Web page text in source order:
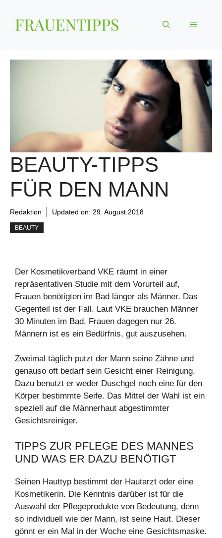
Inhalt
springen
Menü
BEAUTY-TIPPS
FÜR DEN MANN
Redaktion Updated on: 29. August 2018
BEAUTY
Der Kosmetikverband VKE räumt in einer
repräsentativen Studie mit dem Vorurteil auf,
Frauen benötigten im Bad länger als Männer. Das
Gegenteil ist der Fall. Laut VKE brauchen Männer
30 Minuten im Bad, Frauen dagegen nur 26.
Männern ist es ein Bedürfnis, gut auszusehen.
Zweimal täglich putzt der Mann seine Zähne und
genauso oft bedarf sein Gesicht einer Reinigung.
Dazu benutzt er weder Duschgel noch eine für den
Körper bestimmte Seife. Das Mittel der Wahl ist ein
speziell auf die Männerhaut abgestimmter
Gesichtsreiniger.
TIPPS ZUR PFLEGE DES MANNES
UND WAS ER DAZU BENÖTIGT
Seinen Hauttyp bestimmt der Hautarzt oder eine
Kosmetikerin. Die Kenntnis darüber ist für die
Auswahl der Pflegeprodukte von Bedeutung, denn
so individuell wie der Mann, ist seine Haut. Dieser
gönnt er ein Mal in der Woche eine Gesichtsmaske.